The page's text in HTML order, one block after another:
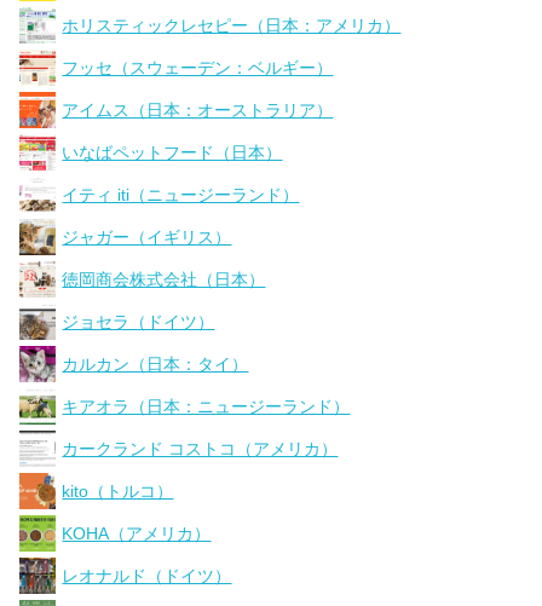
ホリスティックレセピー（日本：アメリカ）
フッセ（スウェーデン：ベルギー）
アイムス（日本：オーストラリア）
いなばペットフード（日本）
イティ iti（ニュージーランド）
ジャガー（イギリス）
徳岡商会株式会社（日本）
ジョセラ（ドイツ）
カルカン（日本：タイ）
キアオラ（日本：ニュージーランド）
カークランド コストコ（アメリカ）
kito（トルコ）
KOHA（アメリカ）
レオナルド（ドイツ）